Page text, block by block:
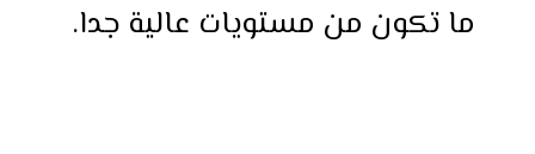
ما تكون من مستويات عالية جدا.